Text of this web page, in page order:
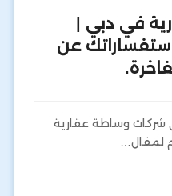
في دبي |
استفساراتك عن
شركات وساطة عقارية
لمقال…